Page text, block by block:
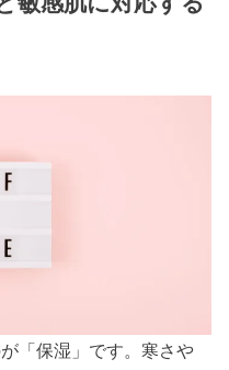
「保湿」です。寒さや